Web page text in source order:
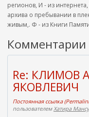
регионов, И - из
архива о пребывании в
живым,. Ф - из Книги
Комментарии
Re: КЛИМОВ
ЯКОВЛЕВИЧ
Постоянная ссылка
пользователемХатира